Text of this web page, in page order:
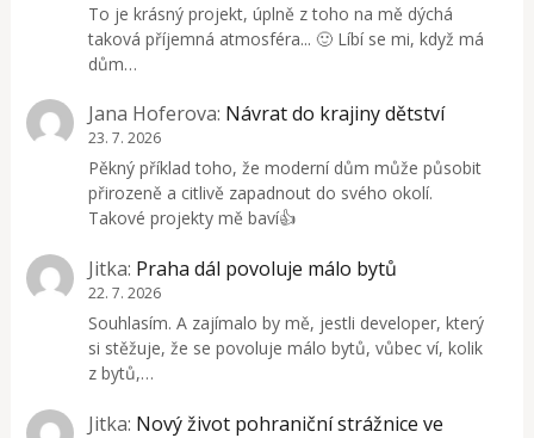
To je krásný projekt, úplně z toho na mě dýchá
taková příjemná atmosféra... 🙂 Líbí se mi, když má
dům…
Jana Hoferova: Návrat do krajiny dětství
23. 7. 2026
Pěkný příklad toho, že moderní dům může působit
přirozeně a citlivě zapadnout do svého okolí.
Takové projekty mě baví👍
Jitka: Praha dál povoluje málo bytů
22. 7. 2026
Souhlasím. A zajímalo by mě, jestli developer, který
si stěžuje, že se povoluje málo bytů, vůbec ví, kolik
z bytů,…
Jitka: Nový život pohraniční strážnice ve